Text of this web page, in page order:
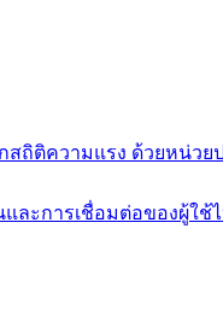
ถิติความแรง ด้วยหน่วย
และการเชื่อมต่อของผู้ใช้